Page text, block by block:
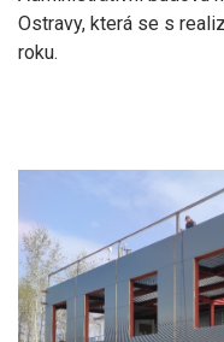
Ostravy, která se s
roku.